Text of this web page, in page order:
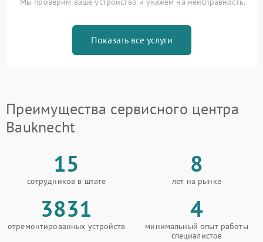
Показать все услуги
Преимущества сервисного центра
Bauknecht
15
сотрудников в штате
8
лет на рынке
3831
отремонтированных устройств
4
минимальный опыт работы
специалистов